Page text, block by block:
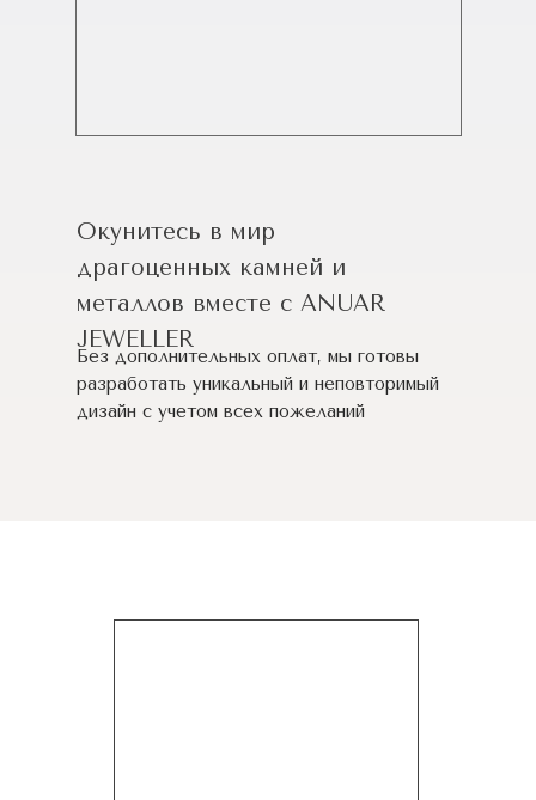
Окунитесь в мир
драгоценных камней и
металлов вместе с ANUAR
JEWELLER
Без дополнительных оплат, мы готовы
разработать уникальный и неповторимый
дизайн c учетом всех пожеланий